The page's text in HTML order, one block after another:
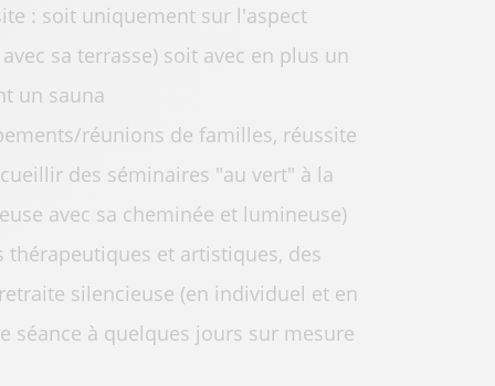
: soit uniquement sur l'aspect
sa terrasse) soit avec en plus un
un sauna
réunions de familles, réussite
des séminaires "au vert" à la
avec sa cheminée et lumineuse)
et artistiques, des
silencieuse (en individuel et en
séance à quelques jours sur mesure